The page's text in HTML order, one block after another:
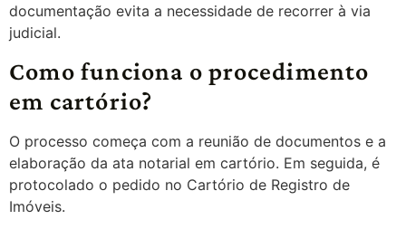
documentação evita a necessidade de recorrer à via
judicial.
Como funciona o procedimento
em cartório?
O processo começa com a reunião de documentos e a
elaboração da ata notarial em cartório. Em seguida, é
protocolado o pedido no Cartório de Registro de
Imóveis.